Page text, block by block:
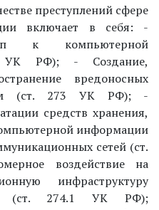
преступлений сфере
включает в себя: -
к компьютерной
УК РФ); - Создание,
вредоносных
(ст. 273 УК РФ); -
средств хранения,
информации
сетей (ст.
воздействие на
инфраструктуру
(ст. 274.1 УК РФ);